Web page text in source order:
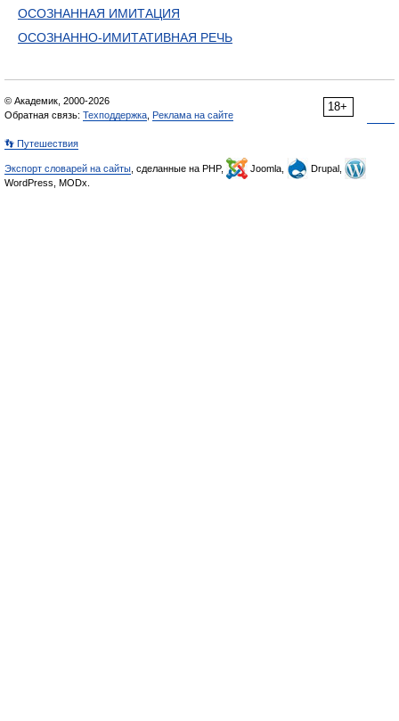
ОСОЗНАННАЯ ИМИТАЦИЯ
ОСОЗНАННО-ИМИТАТИВНАЯ РЕЧЬ
18+
© Академик, 2000-2026
Обратная связь: Техподдержка Реклама на сайте
👣 Путешествия
Экспорт словарей на сайты , сделанные на PHP, Joomla,
Drupal,
WordPress, MODx.